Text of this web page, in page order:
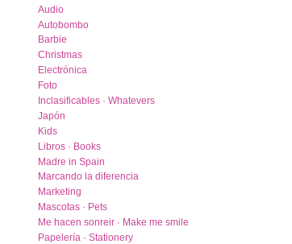
Audio
Autobombo
Barbie
Christmas
Electrónica
Foto
Inclasificables · Whatevers
Japón
Kids
Libros · Books
Madre in Spain
Marcando la diferencia
Marketing
Mascotas · Pets
Me hacen sonreir · Make me smile
Papelería · Stationery